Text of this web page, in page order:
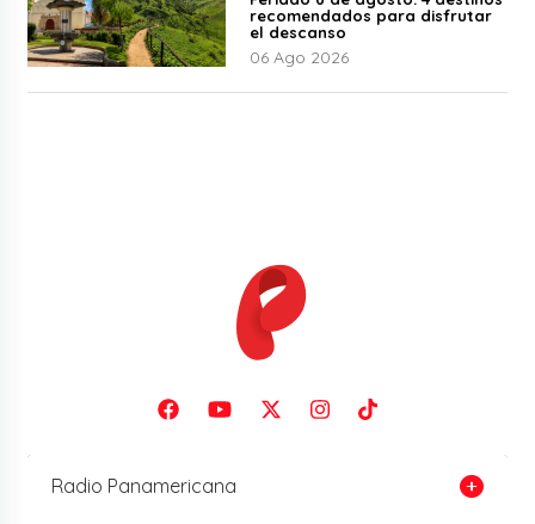
recomendados para disfrutar
el descanso
06 Ago 2026
Radio Panamericana